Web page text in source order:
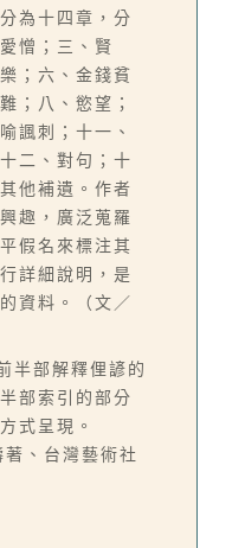
為十四章，分
憎；三、賢
；六、金錢貧
；八、慾望；
諷刺；十一、
二、對句；十
他補遺。作者
趣，廣泛蒐羅
假名來標注其
詳細說明，是
資料。（文／
半部解釋俚諺的
部索引的部分
式呈現。
、台灣藝術社